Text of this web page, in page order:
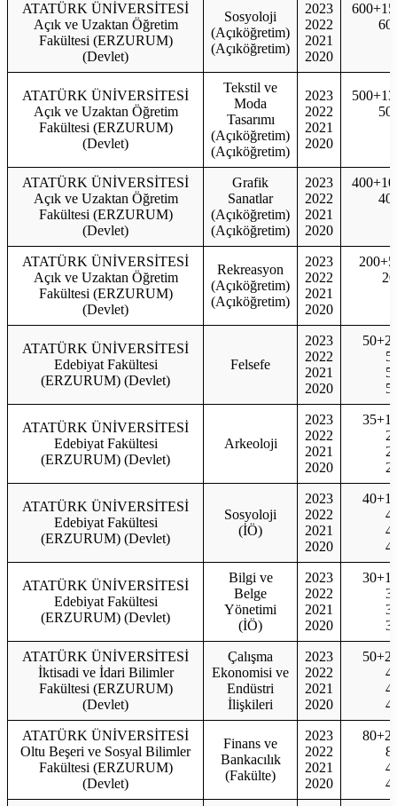
ATATÜRK ÜNİVERSİTESİ
Açık ve Uzaktan Öğretim
Fakültesi (ERZURUM)
(Devlet)
Sosyoloji
(Açıköğretim)
(Açıköğretim)
2023
2022
2021
2020
ATATÜRK ÜNİVERSİTESİ
Açık ve Uzaktan Öğretim
Fakültesi (ERZURUM)
(Devlet)
Tekstil ve
Moda
Tasarımı
(Açıköğretim)
(Açıköğretim)
2023
2022
2021
2020
ATATÜRK ÜNİVERSİTESİ
Açık ve Uzaktan Öğretim
Fakültesi (ERZURUM)
(Devlet)
Grafik
Sanatlar
(Açıköğretim)
(Açıköğretim)
2023
2022
2021
2020
ATATÜRK ÜNİVERSİTESİ
Açık ve Uzaktan Öğretim
Fakültesi (ERZURUM)
(Devlet)
Rekreasyon
(Açıköğretim)
(Açıköğretim)
2023
2022
2021
2020
ATATÜRK ÜNİVERSİTESİ
Edebiyat Fakültesi
(ERZURUM) (Devlet)
Felsefe
2023
2022
2021
2020
ATATÜRK ÜNİVERSİTESİ
Edebiyat Fakültesi
(ERZURUM) (Devlet)
Arkeoloji
2023
2022
2021
2020
ATATÜRK ÜNİVERSİTESİ
Edebiyat Fakültesi
(ERZURUM) (Devlet)
Sosyoloji
(İÖ)
2023
2022
2021
2020
ATATÜRK ÜNİVERSİTESİ
Edebiyat Fakültesi
(ERZURUM) (Devlet)
Bilgi ve
Belge
Yönetimi
(İÖ)
2023
2022
2021
2020
ATATÜRK ÜNİVERSİTESİ
İktisadi ve İdari Bilimler
Fakültesi (ERZURUM)
(Devlet)
Çalışma
Ekonomisi ve
Endüstri
İlişkileri
2023
2022
2021
2020
ATATÜRK ÜNİVERSİTESİ
Oltu Beşeri ve Sosyal Bilimler
Fakültesi (ERZURUM)
(Devlet)
Finans ve
Bankacılık
(Fakülte)
2023
2022
2021
2020